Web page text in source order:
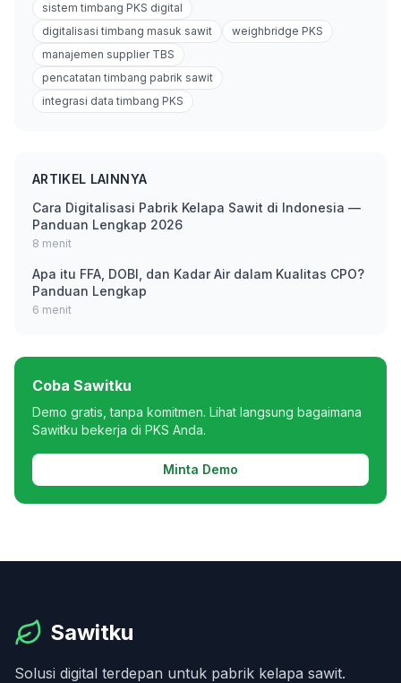
sistem timbang PKS digital
digitalisasi timbang masuk sawit
weighbridge PKS
manajemen supplier TBS
pencatatan timbang pabrik sawit
integrasi data timbang PKS
ARTIKEL LAINNYA
Cara Digitalisasi Pabrik Kelapa Sawit di Indonesia —
Panduan Lengkap 2026
8 menit
Apa itu FFA, DOBI, dan Kadar Air dalam Kualitas CPO?
Panduan Lengkap
6 menit
Coba Sawitku
Demo gratis, tanpa komitmen. Lihat langsung bagaimana
Sawitku bekerja di PKS Anda.
Minta Demo
Sawitku
Solusi digital terdepan untuk pabrik kelapa sawit.